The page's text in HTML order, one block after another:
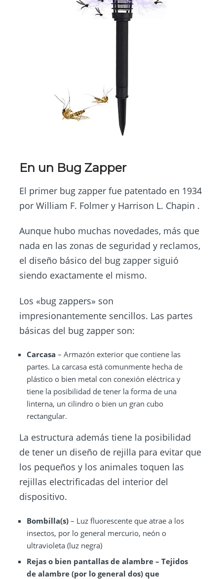
En un Bug Zapper
El primer bug zapper fue patentado en 1934
por William F. Folmer y Harrison L. Chapin .
Aunque hubo muchas novedades, más que
nada en las zonas de seguridad y reclamos,
el diseño básico del bug zapper siguió
siendo exactamente el mismo.
Los «bug zappers» son
impresionantemente sencillos. Las partes
básicas del bug zapper son:
Carcasa – Armazón exterior que contiene las
partes. La carcasa está comunmente hecha de
plástico o bien metal con conexión eléctrica y
tiene la posibilidad de tener la forma de una
linterna, un cilindro o bien un gran cubo
rectangular.
La estructura además tiene la posibilidad
de tener un diseño de rejilla para evitar que
los pequeños y los animales toquen las
rejillas electrificadas del interior del
dispositivo.
Bombilla(s)– Luz fluorescente que atrae a los
insectos, por lo general mercurio, neón o
ultravioleta (luz negra)
Rejas o bien pantallas de alambre– Tejidos
de alambre (por lo general dos) que